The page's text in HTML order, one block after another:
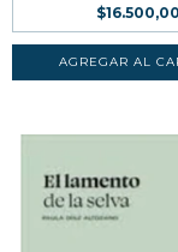
$16.500,00